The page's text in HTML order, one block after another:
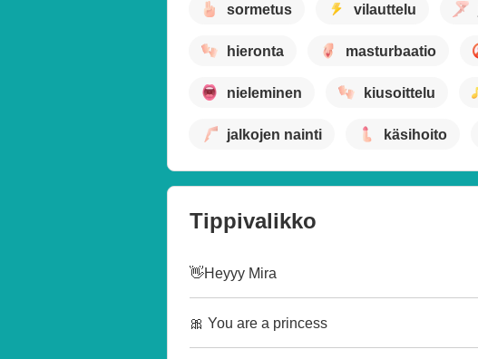
sormetus vilauttelu
hieronta masturbaatio
nieleminen kiusoittelu
jalkojen nainti käsihoito
Tippivalikko
👋Heyyy Mira
🎀 You are a princess